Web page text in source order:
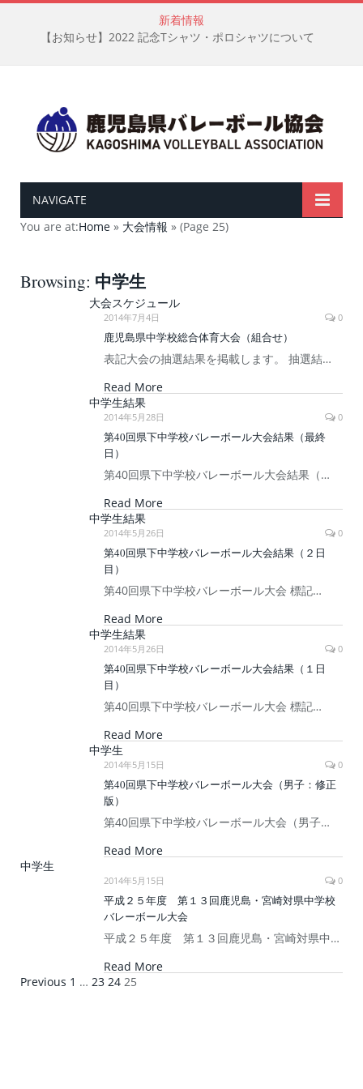
新着情報
【お知らせ】2022 記念Tシャツ・ポロシャツについて
NAVIGATE
You are at:Home » 大会情報 » (Page 25)
Browsing: 中学生
大会スケジュール
2014年7月4日 0
鹿児島県中学校総合体育大会（組合せ）
表記大会の抽選結果を掲載します。 抽選結…
Read More
中学生結果
2014年5月28日 0
第40回県下中学校バレーボール大会結果（最終
日）
第40回県下中学校バレーボール大会結果（…
Read More
中学生結果
2014年5月26日 0
第40回県下中学校バレーボール大会結果（２日
目）
第40回県下中学校バレーボール大会 標記…
Read More
中学生結果
2014年5月26日 0
第40回県下中学校バレーボール大会結果（１日
目）
第40回県下中学校バレーボール大会 標記…
Read More
中学生
2014年5月15日 0
第40回県下中学校バレーボール大会（男子：修正
版）
第40回県下中学校バレーボール大会（男子…
Read More
中学生
2014年5月15日 0
平成２５年度 第１３回鹿児島・宮崎対県中学校
バレーボール大会
平成２５年度 第１３回鹿児島・宮崎対県中…
Read More
Previous 1 … 23 24 25